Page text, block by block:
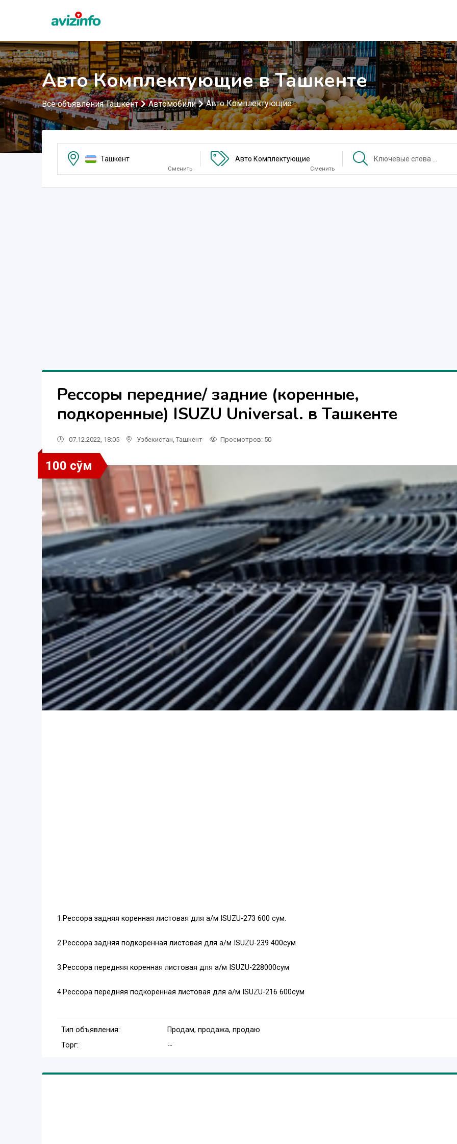
Авто Комплектующие в Ташкенте
Все объявления Ташкент Автомобили Авто Комплектующие
Ташкент
Сменить
Авто Комплектующие
Сменить
Рессоры передние/ задние (коренные,
подкоренные) ISUZU Universal. в Ташкенте
07.12.2022, 18:05 Узбекистан Ташкент Просмотров: 50
100 сўм
1.Рессора задняя коренная листовая для а/м ISUZU-273 600 сум.
2.Рессора задняя подкоренная листовая для а/м ISUZU-239 400сум
3.Рессора передняя коренная листовая для а/м ISUZU-228000сум
4.Рессора передняя подкоренная листовая для а/м ISUZU-216 600сум
Тип объявления:
Продам, продажа, продаю
Торг:
--